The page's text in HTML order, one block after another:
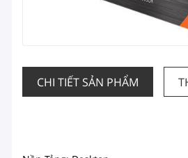
CHI TIẾT SẢN PHẨM